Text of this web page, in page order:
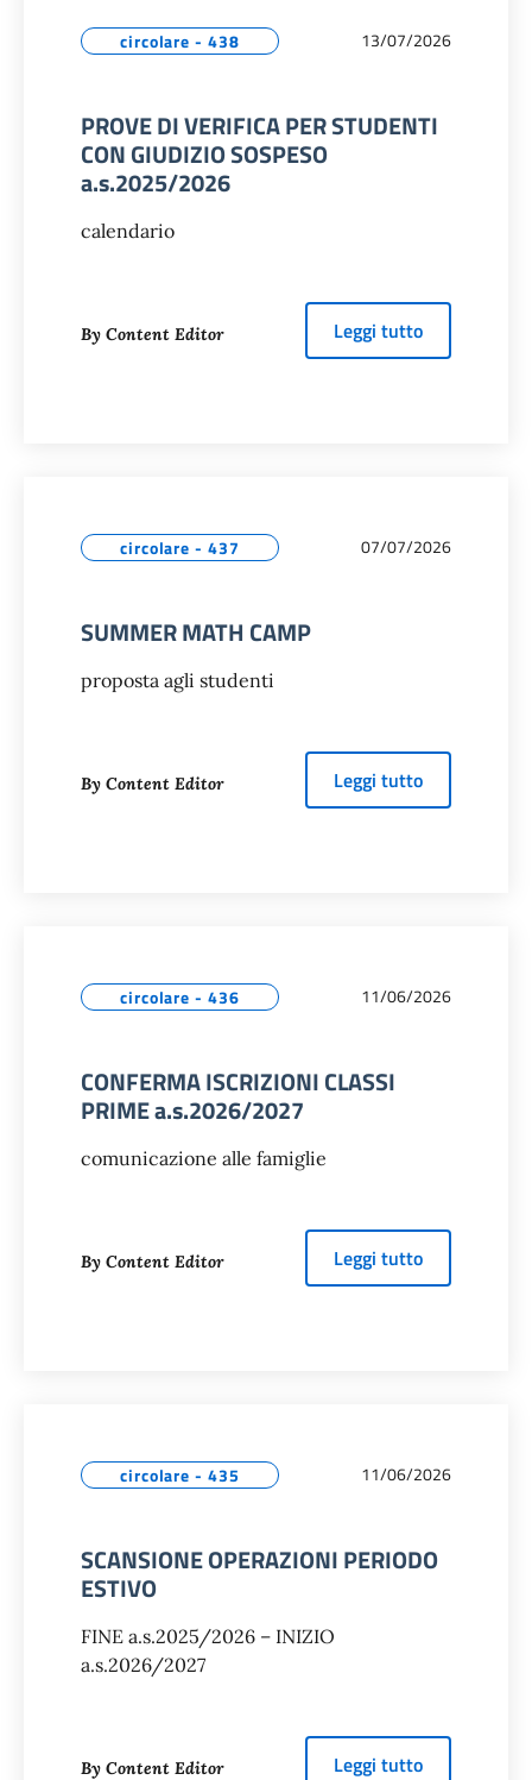
circolare - 438 13/07/2026
PROVE DI VERIFICA PER STUDENTI
CON GIUDIZIO SOSPESO
a.s.2025/2026
calendario
By Content Editor Leggi tuttoabout
circolare - 437 07/07/2026
SUMMER MATH CAMP
proposta agli studenti
By Content Editor Leggi tuttoabout
circolare - 436 11/06/2026
CONFERMA ISCRIZIONI CLASSI
PRIME a.s.2026/2027
comunicazione alle famiglie
By Content Editor Leggi tuttoabout
circolare - 435 11/06/2026
SCANSIONE OPERAZIONI PERIODO
ESTIVO
FINE a.s.2025/2026 – INIZIO
a.s.2026/2027
By Content Editor Leggi tuttoabout